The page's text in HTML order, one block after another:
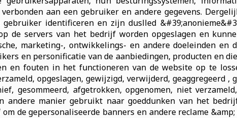
aan een gebruiker en andere gegevens.
identificeren en zijn duslled
de servers van het bedrijf worden opgeslagen en
marketing-, ontwikkelings- en andere doeleinden
en personificatie van de aanbiedingen, producten en
en fouten in het functioneren van de website op te
opgeslagen, gewijzigd, verwijderd, geaggregeerd ,
gesommeerd, afgetrokken, opgenomen, niet
andere manier gebruikt naar goeddunken van het
de gepersonaliseerde banners en andere reclame